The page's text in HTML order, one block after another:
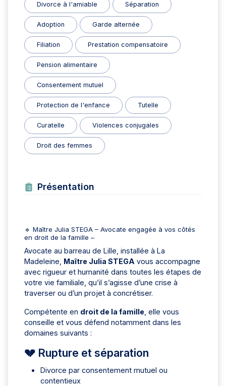
Divorce à l'amiable Séparation
Adoption Garde alternée
Filiation Prestation compensatoire
Pension alimentaire
Consentement mutuel
Protection de l'enfance Tutelle
Curatelle Violences conjugales
Droit des femmes
Présentation
🔹 Maître Julia STEGA – Avocate engagée à vos côtés
en droit de la famille –
Avocate au barreau de Lille, installée à La
Madeleine, Maître Julia STEGA vous accompagne
avec rigueur et humanité dans toutes les étapes de
votre vie familiale, qu’il s’agisse d’une crise à
traverser ou d’un projet à concrétiser.
Compétente en droit de la famille , elle vous
conseille et vous défend notamment dans les
domaines suivants :
💔 Rupture et séparation
Divorce par consentement mutuel ou
contentieux